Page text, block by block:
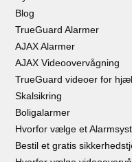
Blog
TrueGuard Alarmer
AJAX Alarmer
AJAX Videoovervågning
TrueGuard videoer for
Skalsikring
Boligalarmer
Hvorfor vælge et
Bestil et gratis